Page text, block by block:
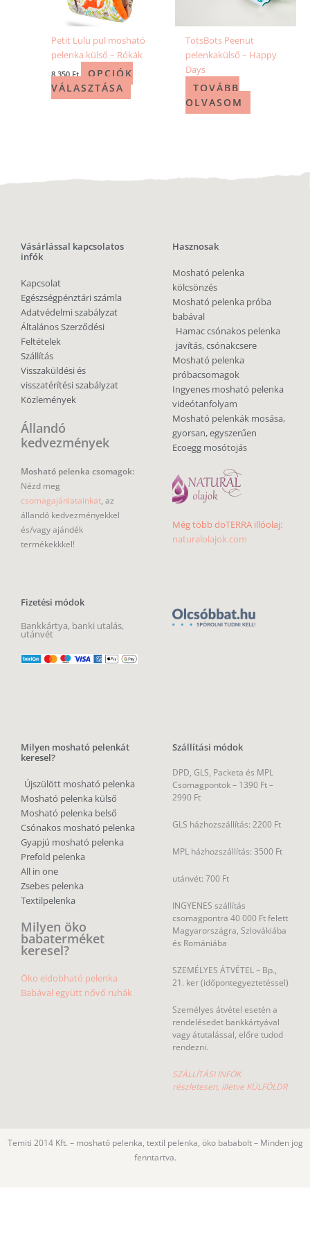
Petit Lulu pul mosható
pelenka külső – Rókák
8 350Ft
OPCIÓK
VÁLASZTÁSA
TotsBots Peenut
pelenkakülső – Happy
Days
TOVÁBB
OLVASOM
Vásárlással kapcsolatos
infók
Kapcsolat
Egészségpénztári számla
Adatvédelmi szabályzat
Általános Szerződési
Feltételek
Szállítás
Visszaküldési és
visszatérítési szabályzat
Közlemények
Állandó
kedvezmények
Mosható pelenka csomagok:
Nézd meg
csomagajánlatainkat, az
állandó kedvezményekkel
és/vagy ajándék
termékekkkel!
Fizetési módok
Bankkártya, banki utalás,
utánvét
Hasznosak
Mosható pelenka
kölcsönzés
Mosható pelenka próba
babával
Hamac csónakos pelenka
javítás, csónakcsere
Mosható pelenka
próbacsomagok
Ingyenes mosható pelenka
videótanfolyam
Mosható pelenkák mosása,
gyorsan, egyszerűen
Ecoegg mosótojás
Még több doTERRA illóolaj:
naturalolajok.com
Milyen mosható pelenkát
keresel?
Újszülött mosható pelenka
Mosható pelenka külső
Mosható pelenka belső
Csónakos mosható pelenka
Gyapjú mosható pelenka
Prefold pelenka
All in one
Zsebes pelenka
Textilpelenka
Milyen öko
babaterméket
keresel?
Öko eldobható pelenka
Babával együtt nővő ruhák
Szállítási módok
DPD, GLS, Packeta és MPL
Csomagpontok – 1390 Ft –
2990 Ft
GLS házhozszállítás: 2200 Ft
MPL házhozszállítás: 3500 Ft
utánvét: 700 Ft
INGYENES szállítás
csomagpontra 40 000 Ft felett
Magyarországra, Szlovákiába
és Romániába
SZEMÉLYES ÁTVÉTEL – Bp.,
21. ker (időpontegyeztetéssel)
Személyes átvétel esetén a
rendelésedet bankkártyával
vagy átutalással, előre tudod
rendezni.
SZÁLLÍTÁSI INFÓK
részletesen, illetve KÜLFÖLDR
Temiti 2014 Kft. – mosható pelenka, textil pelenka, öko bababolt – Minden jog
fenntartva.